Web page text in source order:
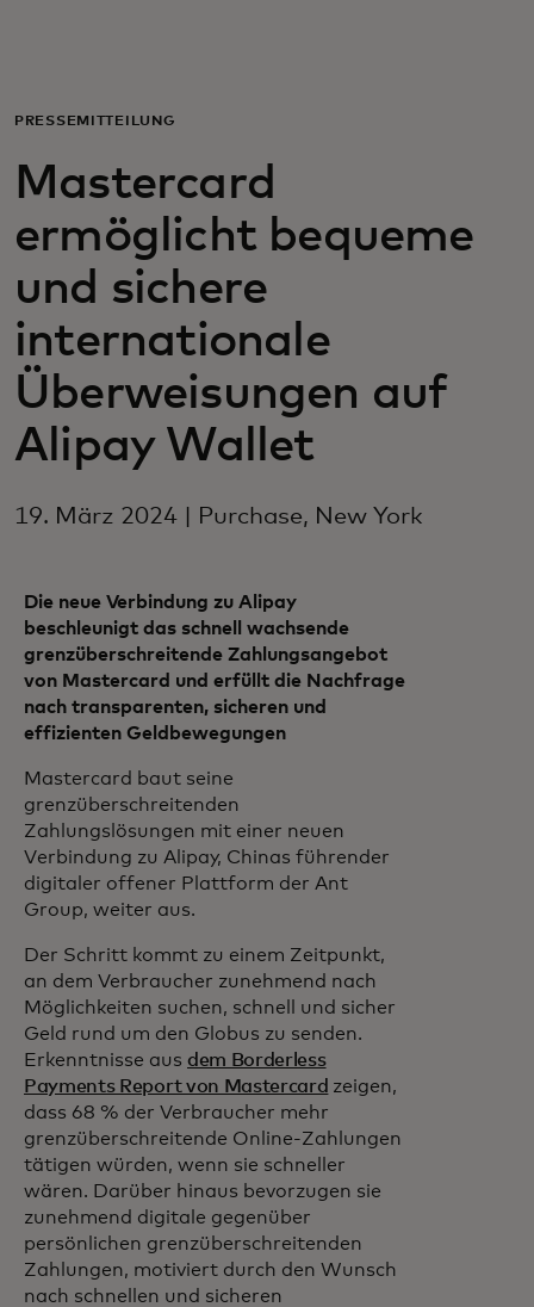
Für Unternehmen
Für die Welt
Für Innovatoren
Neuigkeiten und Trends
PRESSEMITTEILUNG
Mastercard
ermöglicht bequeme
und sichere
internationale
Überweisungen auf
Alipay Wallet
19. März 2024 | Purchase, New York
Die neue Verbindung zu Alipay
beschleunigt das schnell wachsende
grenzüberschreitende Zahlungsangebot
von Mastercard und erfüllt die Nachfrage
nach transparenten, sicheren und
effizienten Geldbewegungen
Mastercard baut seine
grenzüberschreitenden
Zahlungslösungen mit einer neuen
Verbindung zu Alipay, Chinas führender
digitaler offener Plattform der Ant
Group, weiter aus.
Der Schritt kommt zu einem Zeitpunkt,
an dem Verbraucher zunehmend nach
Möglichkeiten suchen, schnell und sicher
Geld rund um den Globus zu senden.
Erkenntnisse aus dem Borderless
Payments Report von Mastercard zeigen,
dass 68 % der Verbraucher mehr
grenzüberschreitende Online-Zahlungen
tätigen würden, wenn sie schneller
wären. Darüber hinaus bevorzugen sie
zunehmend digitale gegenüber
persönlichen grenzüberschreitenden
Zahlungen, motiviert durch den Wunsch
nach schnellen und sicheren